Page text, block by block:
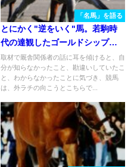
「名馬」を語る
とにかく"逆をいく"馬。若駒時
代の達観したゴールドシップの
魅力を振り返る。
取材で厩舎関係者の話に耳を傾けると、自
分が知らなかったこと、勘違いしていたこ
と、わからなかったことに気づき、競馬
は、外ラチの向こうとこちらで...